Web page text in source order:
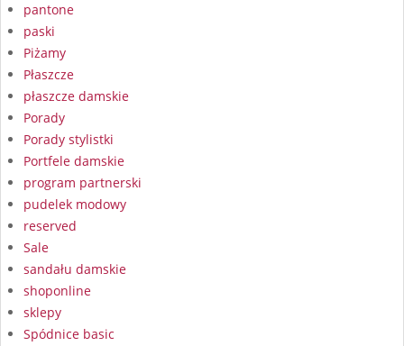
pantone
paski
Piżamy
Płaszcze
płaszcze damskie
Porady
Porady stylistki
Portfele damskie
program partnerski
pudelek modowy
reserved
Sale
sandału damskie
shoponline
sklepy
Spódnice basic